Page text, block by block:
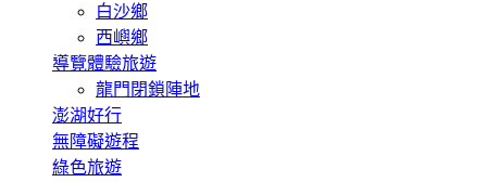
白沙鄉
西嶼鄉
導覽體驗旅遊
龍門閉鎖陣地
澎湖好行
無障礙遊程
綠色旅遊